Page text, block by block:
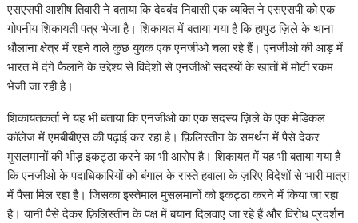
एसएसपी आशीष तिवारी ने बताया कि देवबंद निवासी एक व्यक्ति ने एसएसपी को एक
गोपनीय शिकायती पत्र भेजा है। शिकायत में बताया गया है कि हापुड़ ज़िले के थाना
धौलाना क्षेत्र में रहने वाले कुछ युवक एक एनजीओ चला रहे हैं। एनजीओ की आड़ में
भारत में दंगे फैलाने के उद्देश्य से विदेशों से एनजीओ सदस्यों के खातों में मोटी रकम
भेजी जा रही है।
शिकायतकर्ता ने यह भी बताया कि एनजीओ का एक सदस्य ज़िले के एक मेडिकल
कॉलेज में एमबीबीएस की पढ़ाई कर रहा है। फ़िलिस्तीन के समर्थन में पैसे देकर
मुसलमानों की भीड़ इकट्ठा करने का भी आरोप है। शिकायत में यह भी बताया गया है
कि एनजीओ के पदाधिकारियों को बंगाल के रास्ते हवाला के ज़रिए विदेशों से भारी मात्रा
में पैसा मिल रहा है। जिसका इस्तेमाल मुसलमानों को इकट्ठा करने में किया जा रहा
है। यानी पैसे देकर फ़िलिस्तीन के पक्ष में बयान दिलवाए जा रहे हैं और विरोध प्रदर्शन